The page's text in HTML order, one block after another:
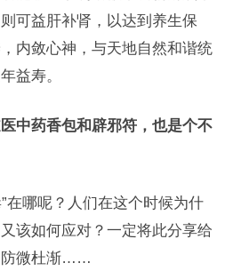
可益肝补肾，以达到养生保
内敛心神，与天地自然和谐统
益寿。
中药香包和辟邪符，也是个不
在哪呢？人们在这个时候为什
该如何应对？一定将此分享给
防微杜渐……